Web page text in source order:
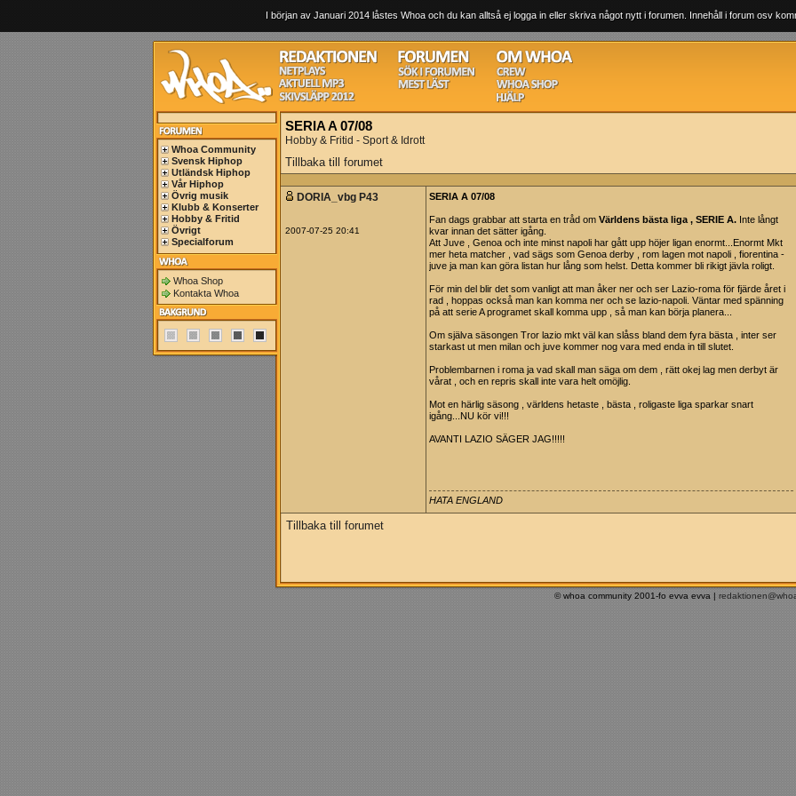
I början av Januari 2014 låstes Whoa och du kan alltså ej logga in eller skriva något nytt i forumen. Innehåll i forum osv
Whoa Community
Svensk Hiphop
Utländsk Hiphop
Vår Hiphop
Övrig musik
Klubb & Konserter
Hobby & Fritid
Övrigt
Specialforum
Whoa Shop
Kontakta Whoa
SERIA A 07/08
Hobby & Fritid - Sport & Idrott
Tillbaka till forumet
DORIA_vbg P43
2007-07-25 20:41
SERIA A 07/08
Fan dags grabbar att starta en tråd om Världens bästa liga , SERIE A. Inte långt
kvar innan det sätter igång.
Att Juve , Genoa och inte minst napoli har gått upp höjer ligan enormt...Enormt Mkt
mer heta matcher , vad sägs som Genoa derby , rom lagen mot napoli , fiorentina -
juve ja man kan göra listan hur lång som helst. Detta kommer bli rikigt jävla roligt.
För min del blir det som vanligt att man åker ner och ser Lazio-roma för fjärde året i
rad , hoppas också man kan komma ner och se lazio-napoli. Väntar med spänning
på att serie A programet skall komma upp , så man kan börja planera...
Om själva säsongen Tror lazio mkt väl kan slåss bland dem fyra bästa , inter ser
starkast ut men milan och juve kommer nog vara med enda in till slutet.
Problembarnen i roma ja vad skall man säga om dem , rätt okej lag men derbyt är
vårat , och en repris skall inte vara helt omöjlig.
Mot en härlig säsong , världens hetaste , bästa , roligaste liga sparkar snart
igång...NU kör vi!!!
AVANTI LAZIO SÄGER JAG!!!!!
HATA ENGLAND
Tillbaka till forumet
© whoa community 2001-fo evva evva |